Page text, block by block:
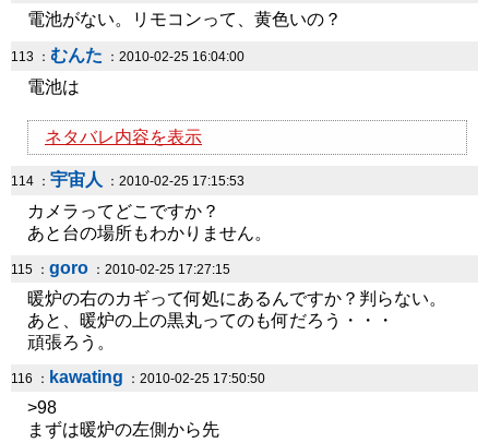
電池がない。リモコンって、黄色いの？
113 ： むんた ：2010-02-25 16:04:00
電池は
ネタバレ内容を表示
114 ： 宇宙人 ：2010-02-25 17:15:53
カメラってどこですか？
あと台の場所もわかりません。
115 ： goro ：2010-02-25 17:27:15
暖炉の右のカギって何処にあるんですか？判らない。
あと、暖炉の上の黒丸ってのも何だろう・・・
頑張ろう。
116 ： kawating ：2010-02-25 17:50:50
>98
まずは暖炉の左側から先